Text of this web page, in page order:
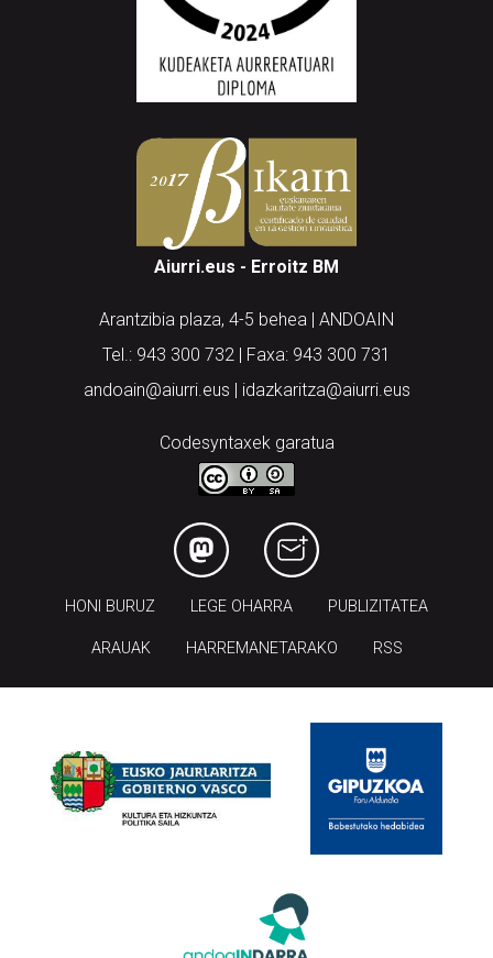
Aiurri.eus - Erroitz BM
Arantzibia plaza, 4-5 behea | ANDOAIN
Tel.: 943 300 732 | Faxa: 943 300 731
andoain@aiurri.eus | idazkaritza@aiurri.eus
Codesyntaxek garatua
HONI BURUZ LEGE OHARRA PUBLIZITATEA
ARAUAK HARREMANETARAKO RSS